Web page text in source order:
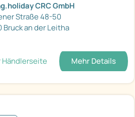
CRC GmbH
Straße 48-50
Bruck an der Leitha
Händlerseite Mehr Details